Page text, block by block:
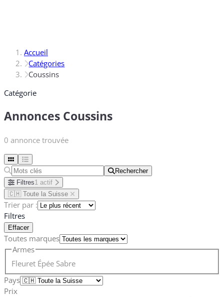
Accueil
Catégories
Coussins
Catégorie
Annonces Coussins
0 annonce trouvée
Rechercher
Rechercher
Filtres1 actif
🇨🇭 Toute la Suisse
Trier par :
Filtres
Effacer
Toutes marques
Armes
Fleuret Épée Sabre
Pays
Prix